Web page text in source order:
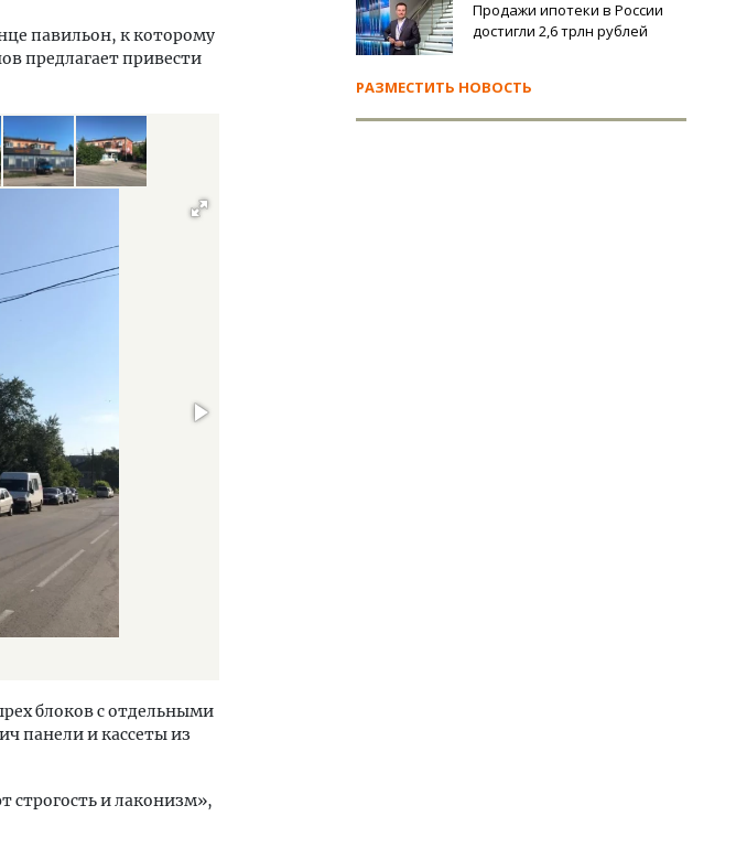
павильон, к которому
предлагает привести
блоков с отдельными
панели и кассеты из
строгость и лаконизм»,
Продажи ипотеки в России
достигли 2,6 трлн рублей
РАЗМЕСТИТЬ НОВОСТЬ